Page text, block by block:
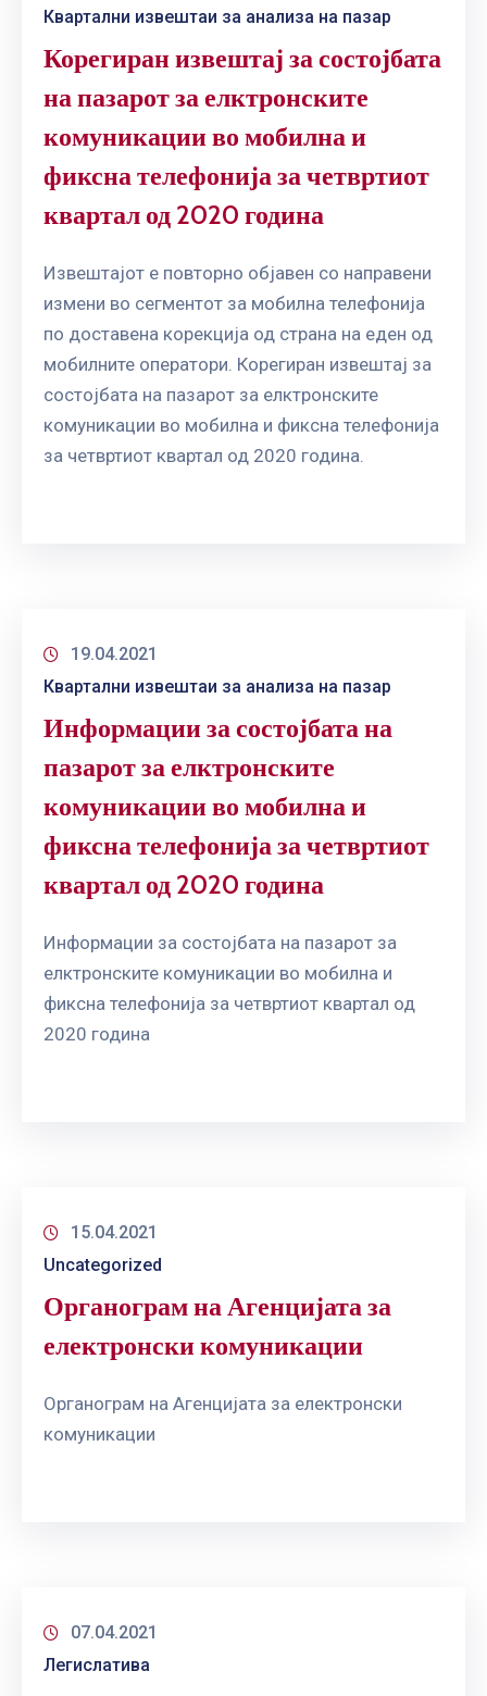
Квартални извештаи за анализа на пазар
Корегиран извештај за состојбата
на пазарот за елктронските
комуникации во мобилна и
фиксна телефонија за четвртиот
квартал од 2020 година
Извештајот е повторно објавен со направени
измени во сегментот за мобилна телефонија
по доставена корекција од страна на еден од
мобилните оператори. Корегиран извештај за
состојбата на пазарот за елктронските
комуникации во мобилна и фиксна телефонија
за четвртиот квартал од 2020 година.
19.04.2021
Квартални извештаи за анализа на пазар
Информации за состојбата на
пазарот за елктронските
комуникации во мобилна и
фиксна телефонија за четвртиот
квартал од 2020 година
Информации за состојбата на пазарот за
елктронските комуникации во мобилна и
фиксна телефонија за четвртиот квартал од
2020 година
15.04.2021
Uncategorized
Органограм на Агенцијата за
електронски комуникации
Органограм на Агенцијата за електронски
комуникации
07.04.2021
Легислатива